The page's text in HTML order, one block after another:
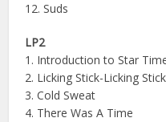
12. Suds
LP2
1. Introduction to Star
2. Licking Stick-Licking Stick
3. Cold Sweat
4. There Was A Time